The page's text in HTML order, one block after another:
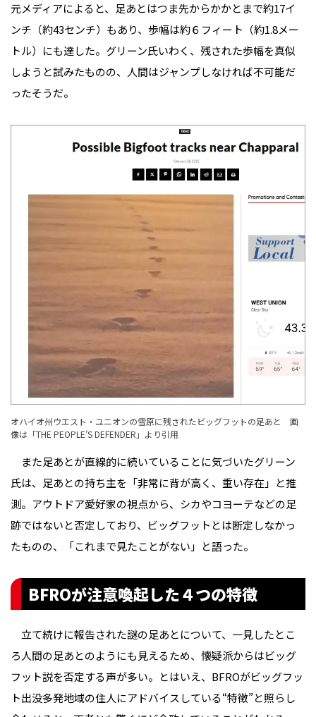
元メディアによると、足あとはつま先からかかとまで約17イ
ンチ（約43センチ）もあり、歩幅は約６フィート（約1.8メー
トル）にも達した。グリーン氏いわく、残された歩幅を真似
しようと試みたものの、人間はジャンプしなければ不可能だ
ったそうだ。
オハイオ州ウエスト・ユニオンの雪原に残されたビッグフットの足あと 画
像は「THE PEOPLE’S DEFENDER 」より引用
また足あとが直線的に続いていることに気づいたグリーン
氏は、足あとの持ち主を「非常に背が高く、重い存在」と推
測。アウトドア愛好家の視点から、シカやコヨーテなどの足
跡ではないと否定しており、ビッグフットとは断定しなかっ
たものの、「これまで見たことがない」と語った。
BFROが注意喚起した４つの特徴
立て続けに報告された謎の足あとについて、一見したとこ
ろ人間の足あとのようにも見えるため、懐疑派からはビッグ
フット説を否定する声が多い。とはいえ、BFROがビッグフッ
ト出没多発地域の住人にアドバイスしている“特徴”と照らし